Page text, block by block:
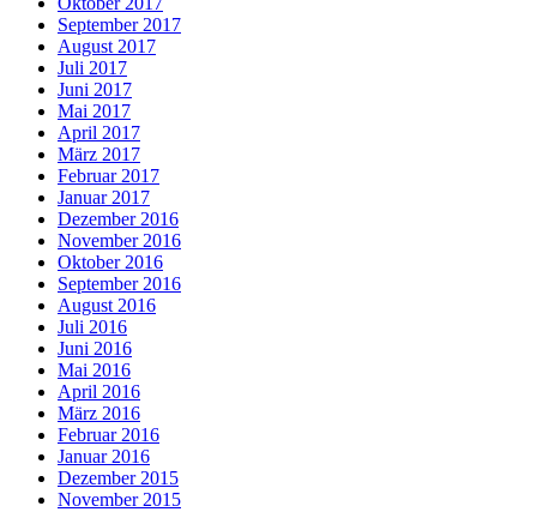
September 2017
August 2017
Juli 2017
Juni 2017
Mai 2017
April 2017
März 2017
Februar 2017
Januar 2017
Dezember 2016
November 2016
Oktober 2016
September 2016
August 2016
Juli 2016
Juni 2016
Mai 2016
April 2016
März 2016
Februar 2016
Januar 2016
Dezember 2015
November 2015